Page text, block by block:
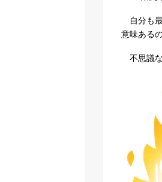
自分も最
意味ある
不思議な